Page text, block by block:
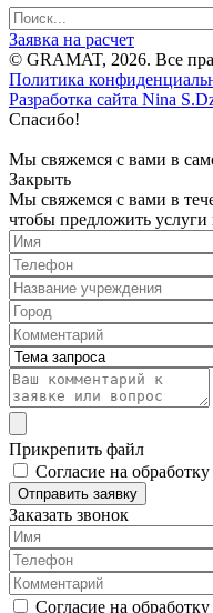
Заявка на расчет
© GRAMAT, 2026. Все
Политика
Разработка сайта Nina
Спасибо!
Мы свяжемся с вами в
Закрыть
Мы свяжемся с вами в
чтобы предложить услуги
Прикрепить файл
Согласие на
Заказать звонок
Согласие на